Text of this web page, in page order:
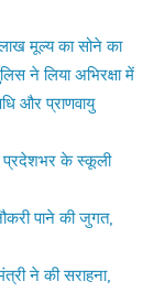
मूल्य का सोने का
ने लिया अभिरक्षा में
और प्राणवायु
प्रदेशभर के स्कूली
पाने की जुगत,
ने की सराहना,